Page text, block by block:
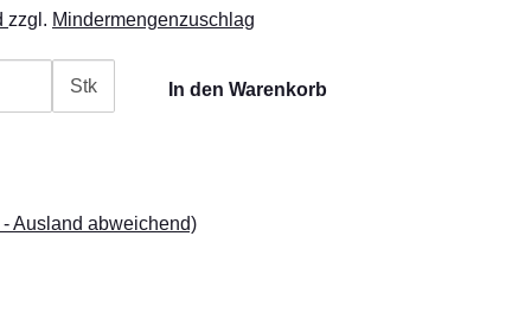
zzgl. Mindermengenzuschlag
Stk In den Warenkorb
- Ausland abweichend)